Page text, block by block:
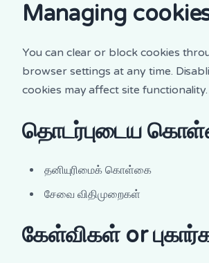
Managing
You can clear or block cookies
browser settings at any time.
cookies may affect site functionality.
தொடர்புடைய
தனியுரிமைக் கொள்கை
சேவை விதிமுறைகள்
கேள்விகள் or